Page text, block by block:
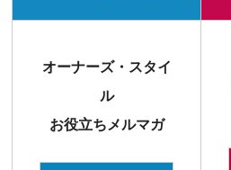
オーナーズ・スタイ
ル
お役立ちメルマガ